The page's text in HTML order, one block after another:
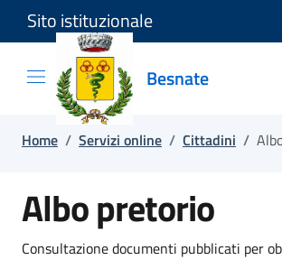
Salta e vai al contenuto
Salta e vai al footer
Sito istituzionale
Besnate
Home / Servizi online / Cittadini /
Albo pretorio
Consultazione documenti pubblicati per